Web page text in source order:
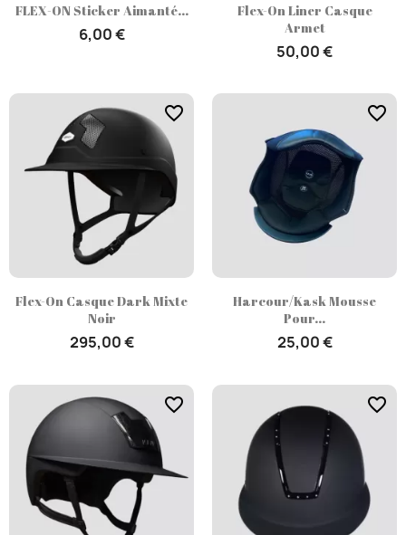
FLEX-ON Sticker Aimanté...
6,00 €
Flex-On Liner Casque
Armet
50,00 €
Flex-On Casque Dark Mixte
Noir
295,00 €
favorite_border
Harcour/Kask Mousse
Pour...
25,00 €
favorite_border
favorite_border favorite_border